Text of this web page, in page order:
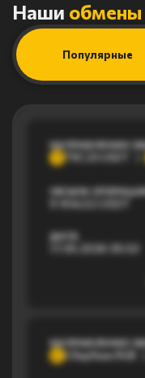
Наши обмены
Популярные
НАПРАВЛЕНИЕ
T
ОБЪЕМ
ДАТА
17.05.2026 05:02
НАПРАВЛЕНИЕ
Сбербанк RUB